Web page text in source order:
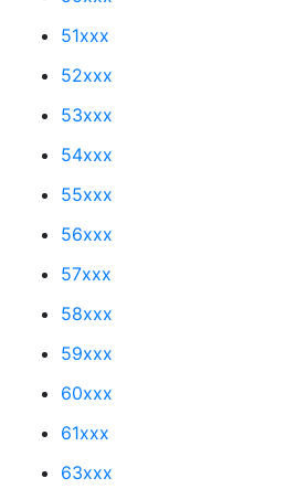
51xxx
52xxx
53xxx
54xxx
55xxx
56xxx
57xxx
58xxx
59xxx
60xxx
61xxx
63xxx